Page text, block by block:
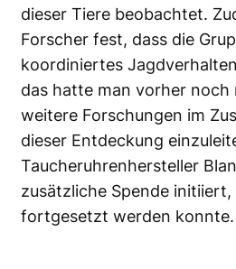
dieser Tiere beobachtet.
Forscher fest, dass die
koordiniertes
das hatte man vorher noch
weitere Forschungen im
dieser Entdeckung
Taucheruhrenhersteller
zusätzliche Spende
fortgesetzt werden konnte.